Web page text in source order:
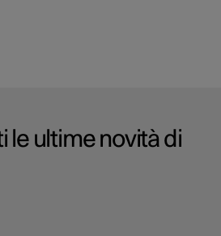
le ultime novità di